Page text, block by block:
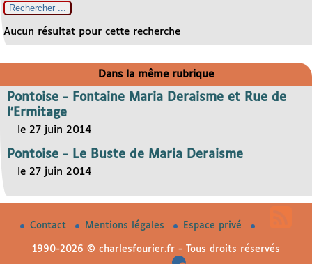
Aucun résultat pour cette recherche
Dans la même rubrique
Pontoise - Fontaine Maria Deraisme et Rue de
l’Ermitage
le 27 juin 2014
Pontoise - Le Buste de Maria Deraisme
le 27 juin 2014
Contact Mentions légales Espace privé
1990-2026 © charlesfourier.fr - Tous droits réservés